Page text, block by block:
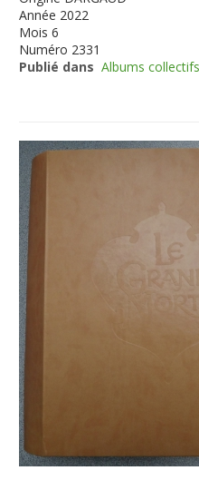
Année 2022
Mois 6
Numéro 2331
Publié dans Albums